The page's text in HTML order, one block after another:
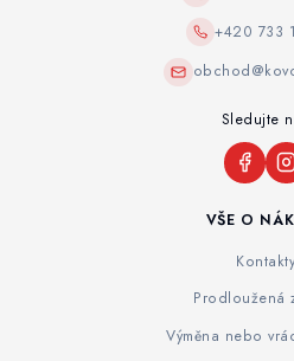
VŠE O
Kontakty
Prodloužená
Výměna nebo
+420 733
Sledujte